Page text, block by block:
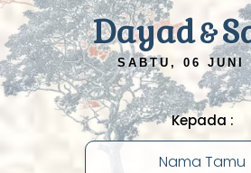
Dayad&
SABTU, 06 JUNI
Kepada :
Nama Tamu